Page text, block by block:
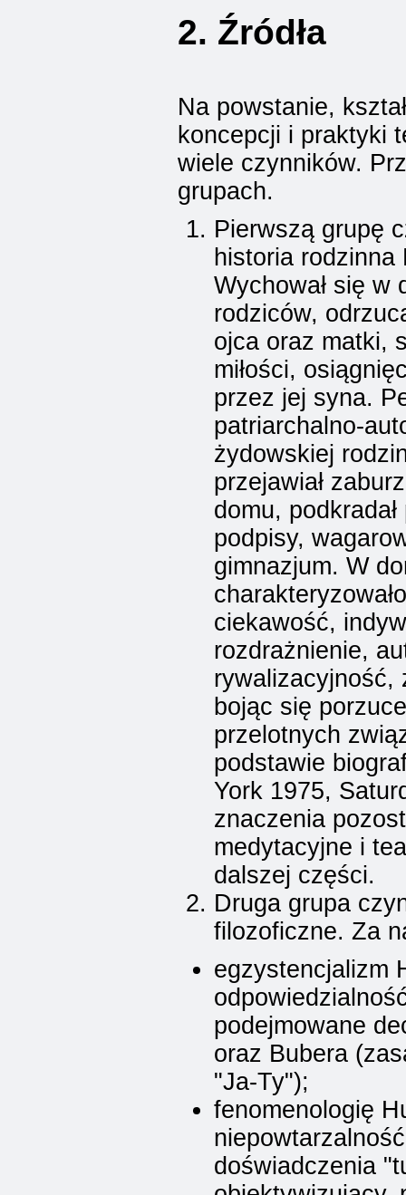
2. Źródła
Na powstanie,
koncepcji i praktyki
wiele czynników.
grupach.
Pierwszą grupę
historia
Wychował się w
rodziców,
ojca oraz matki,
miłości,
przez jej syna.
patriarchalno-
żydowskiej
przejawiał
domu, podkradał
podpisy,
gimnazjum. W
ciekawość,
rozdrażnienie,
rywalizacyjność,
bojąc się
przelotnych
podstawie
York 1975,
znaczenia
medytacyjne i
dalszej części.
Druga grupa
filozoficzne. Za
egzystencjalizm
podejmowane
oraz Bubera
"Ja-Ty");
fenomenologię
doświadczenia